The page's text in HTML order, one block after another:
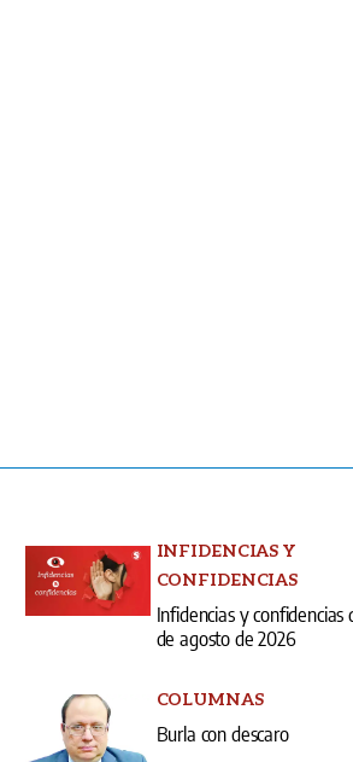
CONFIDENCIAS
COLUMNAS
Burla con descaro